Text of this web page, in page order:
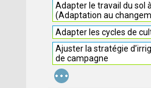
Adapter le travail du sol
(Adaptation au
Adapter les cycles de
Ajuster la stratégie
de campagne
...